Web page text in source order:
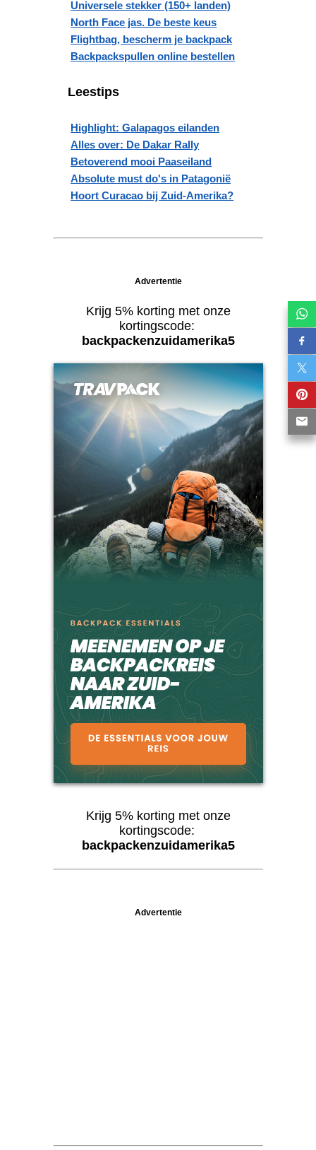
Universele stekker (150+ landen)
North Face jas. De beste keus
Flightbag, bescherm je backpack
Backpackspullen online bestellen
Leestips
Highlight: Galapagos eilanden
Alles over: De Dakar Rally
Betoverend mooi Paaseiland
Absolute must do's in Patagonië
Hoort Curacao bij Zuid-Amerika?
Advertentie
Krijg 5% korting met onze
kortingscode:
backpackenzuidamerika5
Krijg 5% korting met onze
kortingscode:
backpackenzuidamerika5
Advertentie